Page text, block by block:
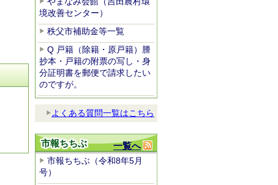
境改善センター）
秩父市補助金等一覧
Q 戸籍（除籍・原戸籍）謄
抄本・戸籍の附票の写し・身
分証明書を郵便で請求したい
のですが。
よくある質問一覧はこちら
一覧へ
市報ちちぶ
市報ちちぶ（令和8年5月
号）